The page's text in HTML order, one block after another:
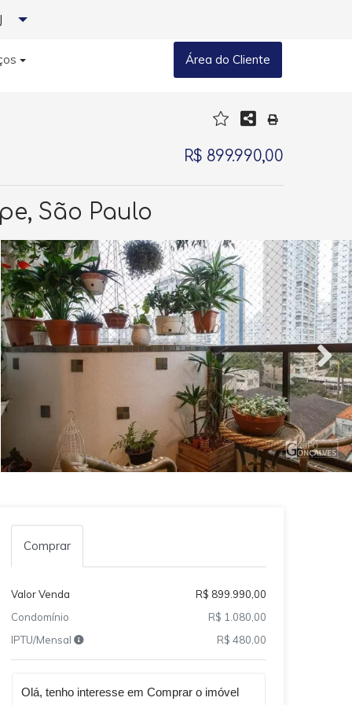
Área do Cliente
R$ 899.990,00
São Paulo
Comprar
Valor Venda
R$ 899.990,00
Condomínio
R$ 1.080,00
IPTU/Mensal
R$ 480,00